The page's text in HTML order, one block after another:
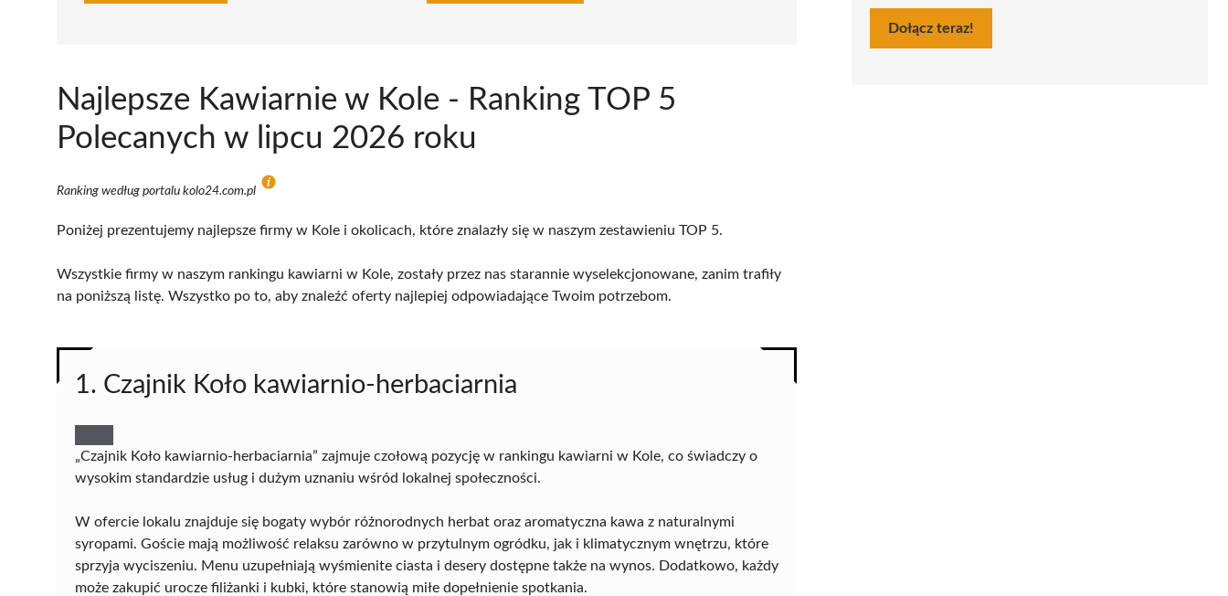
Najlepsze Kawiarnie w Kole - Ranking TOP 5
Polecanych w lipcu 2026 roku
Ranking według portalu kolo24.com.pl
Poniżej prezentujemy najlepsze firmy w Kole i okolicach, które znalazły się w naszym zestawieniu TOP 5.
Wszystkie firmy w naszym rankingu kawiarni w Kole, zostały przez nas starannie wyselekcjonowane, zanim trafiły
na poniższą listę. Wszystko po to, aby znaleźć oferty najlepiej odpowiadające Twoim potrzebom.
1. Czajnik Koło kawiarnio-herbaciarnia
„Czajnik Koło kawiarnio-herbaciarnia” zajmuje czołową pozycję w rankingu kawiarni w Kole, co świadczy o
wysokim standardzie usług i dużym uznaniu wśród lokalnej społeczności.
W ofercie lokalu znajduje się bogaty wybór różnorodnych herbat oraz aromatyczna kawa z naturalnymi
syropami. Goście mają możliwość relaksu zarówno w przytulnym ogródku, jak i klimatycznym wnętrzu, które
sprzyja wyciszeniu. Menu uzupełniają wyśmienite ciasta i desery dostępne także na wynos. Dodatkowo, każdy
może zakupić urocze filiżanki i kubki, które stanowią miłe dopełnienie spotkania.
Dołącz teraz!